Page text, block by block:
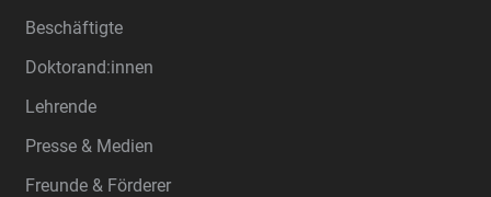
Beschäftigte
Doktorand:innen
Lehrende
Presse & Medien
Freunde & Förderer